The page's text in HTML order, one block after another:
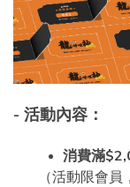
- 活動內容：
消費滿
（活動限會員